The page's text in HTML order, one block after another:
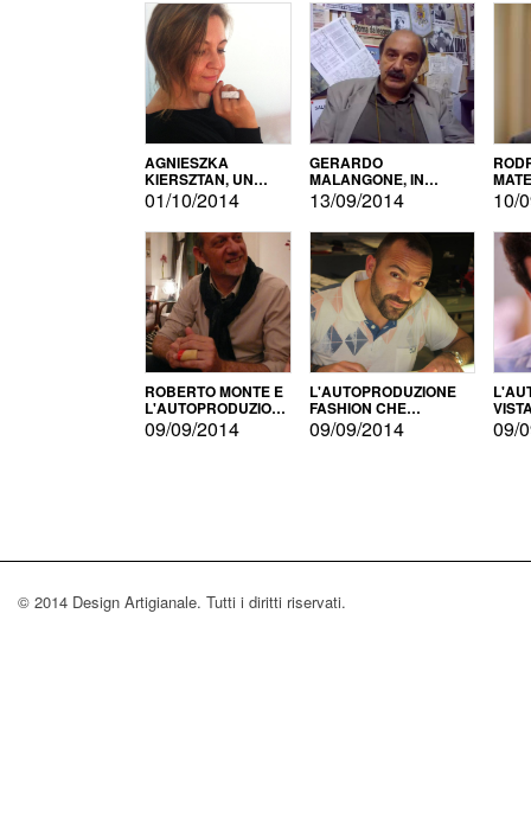
AGNIESZKA
KIERSZTAN, UN
MODELLO DI
AUTOPRODUZIONE
01/10/2014
GERARDO
MALANGONE, IN
GIURIA PER IL
CONCORSO
LETTERARIO
13/09/2014 10/
ROBERTO MONTE E
L'AUTOPRODUZIONE
CON IL CENSIMENTO
09/09/2014
L'AUTOPRODUZIONE
FASHION CHE
CONQUISTA GLI USA
09/09/2014 09/
© 2014 Design Artigianale. Tutti i diritti riservati.